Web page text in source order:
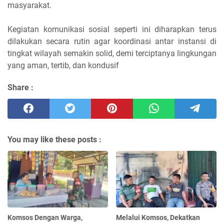
masyarakat.
Kegiatan komunikasi sosial seperti ini diharapkan terus
dilakukan secara rutin agar koordinasi antar instansi di
tingkat wilayah semakin solid, demi terciptanya lingkungan
yang aman, tertib, dan kondusif
Share :
You may like these posts :
Komsos Dengan Warga,
Melalui Komsos, Dekatkan